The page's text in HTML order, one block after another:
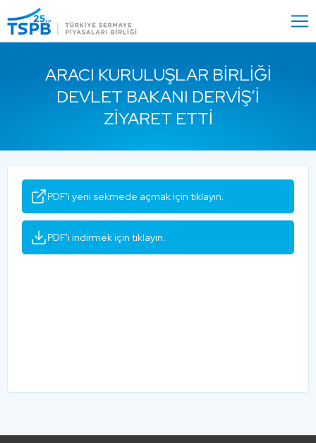
Close
ARACI KURULUŞLAR BIRLIĞI
DEVLET BAKANI DERVIŞ’I
ZIYARET ETTI
PDF'i yeni sekmede açmak için tıklayın.
PDF'i indirmek için tıklayın.